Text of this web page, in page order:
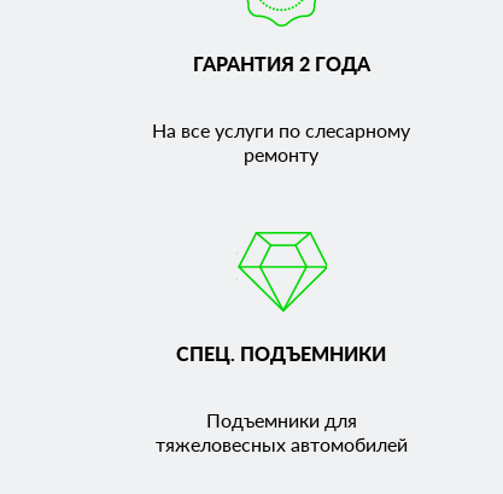
ГАРАНТИЯ 2 ГОДА
На все услуги по слесарному
ремонту
СПЕЦ. ПОДЪЕМНИКИ
Подъемники для
тяжеловесных автомобилей